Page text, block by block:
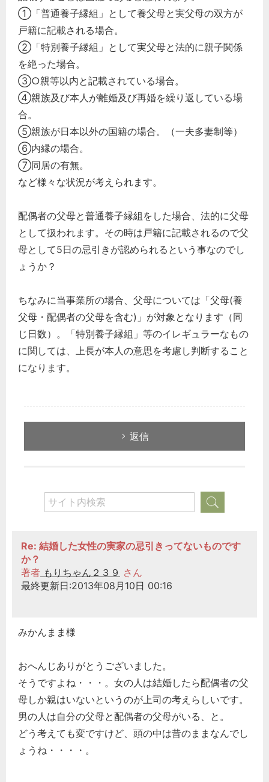
①「普通養子縁組」として養父母と実父母の双方が
戸籍に記載される場合。
②「特別養子縁組」として実父母と法的に親子関係
を絶った場合。
③○親等以内と記載されている場合。
④親族及び本人が離婚及び再婚を繰り返している場
合。
⑤親族が日本以外の国籍の場合。（一夫多妻制等）
⑥内縁の場合。
⑦同居の有無。
など様々な状況が考えられます。
配偶者の父母と普通養子縁組をした場合、法的に父母
として扱われます。その時は戸籍に記載されるので父
母として5日の忌引きが認められるという事なのでし
ょうか？
ちなみに当事業所の場合、父母については「父母(養
父母・配偶者の父母を含む)」が対象となります（同
じ日数）。「特別養子縁組」等のイレギュラーなもの
に関しては、上長が本人の意思を考慮し判断すること
になります。
返信
Re: 結婚した女性の実家の忌引きってないものです
か？
著者 もりちゃん２３９ さん
最終更新日:2013年08月10日 00:16
みかんまま様
おへんじありがとうございました。
そうですよね・・・。女の人は結婚したら配偶者の父
母しか親はいないというのが上司の考えらしいです。
男の人は自分の父母と配偶者の父母がいる、と。
どう考えても変ですけど、頭の中は昔のままなんでし
ょうね・・・・。